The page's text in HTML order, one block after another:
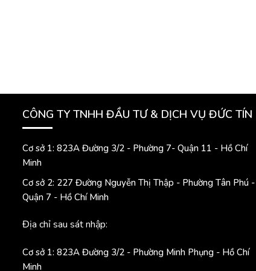
CÔNG TY TNHH ĐẦU TƯ & DỊCH VỤ ĐỨC TÍN
Cơ sở 1: 823A Đường 3/2 - Phường 7- Quận 11 - Hồ Chí
Minh
Cơ sở 2: 227 Đường Nguyễn Thị Thập - Phường Tân Phú -
Quận 7 - Hồ Chí Minh
Địa chỉ sau sát nhập:
Cơ sở 1: 823A Đường 3/2 - Phường Minh Phụng - Hồ Chí
Minh